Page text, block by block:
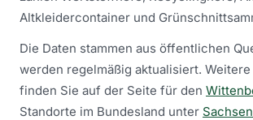
Altkleidercontainer und
Die Daten stammen aus öffentlichen
werden regelmäßig aktualisiert.
finden Sie auf der Seite für den
Standorte im Bundesland unter